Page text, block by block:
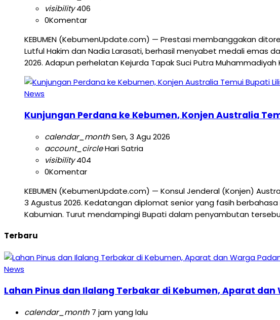
visibility406
0Komentar
KEBUMEN (KebumenUpdate.com) — Prestasi membanggakan
Lutful Hakim dan Nadia Larasati, berhasil menyabet medali emas
2026. Adapun perhelatan Kejurda Tapak Suci Putra
News
Kunjungan Perdana ke Kebumen, Konjen Australia
calendar_monthSen, 3 Agu 2026
account_circleHari Satria
visibility404
0Komentar
KEBUMEN (KebumenUpdate.com) — Konsul Jenderal (Konjen)
3 Agustus 2026. Kedatangan diplomat senior yang fasih
Kabumian. Turut mendampingi Bupati dalam penyambutan
Terbaru
News
Lahan Pinus dan Ilalang Terbakar di Kebumen, Aparat
calendar_month 7 jam yang lalu